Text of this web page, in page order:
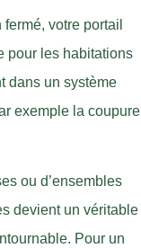
votre portail
pour les habitations
dans un système
exemple la coupure
ou d’ensembles
devient un véritable
Pour un